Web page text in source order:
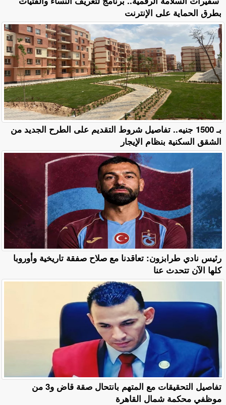
بطرق الحماية على الإنترنت
بـ 1500 جنيه.. تفاصيل شروط التقديم على الطرح الجديد من
الشقق السكنية بنظام الإيجار
رئيس نادي طرابزون: تعاقدنا مع صلاح صفقة تاريخية وأوروبا
كلها الآن تتحدث عنا
تفاصيل التحقيقات مع المتهم بانتحال صقة قاض و3 من
موظفي محكمة شمال القاهرة